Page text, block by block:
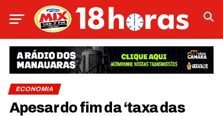
ECONOMIA
Apesar do fim da ‘taxa das